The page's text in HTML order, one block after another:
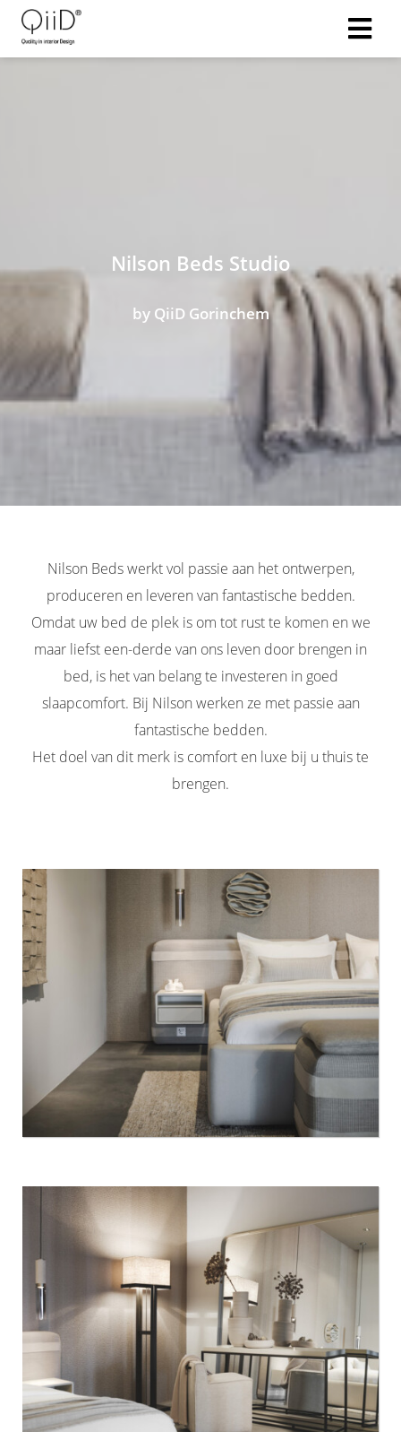
Nilson Beds Studio
by QiiD Gorinchem
Nilson Beds werkt vol passie aan het ontwerpen,
produceren en leveren van fantastische bedden.
Omdat uw bed de plek is om tot rust te komen en we
maar liefst een-derde van ons leven door brengen in
bed, is het van belang te investeren in goed
slaapcomfort. Bij Nilson werken ze met passie aan
fantastische bedden.
Het doel van dit merk is comfort en luxe bij u thuis te
brengen.